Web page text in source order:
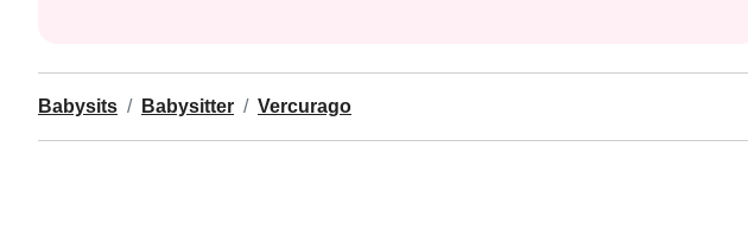
Babysits Babysitter Vercurago